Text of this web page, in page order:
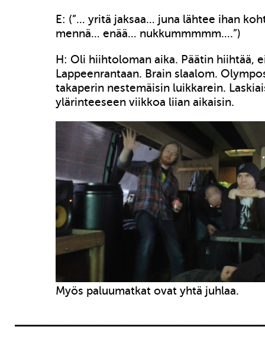
E: (”… yritä jaksaa… juna lähtee ihan
mennä… enää… nukkummmmm….”)
H: Oli hiihtoloman aika. Päätin hiihtää,
Lappeenrantaan. Brain slaalom.
takaperin nestemäisin luikkarein.
ylärinteeseen viikkoa liian aikaisin.
Myös paluumatkat ovat yhtä juhlaa.